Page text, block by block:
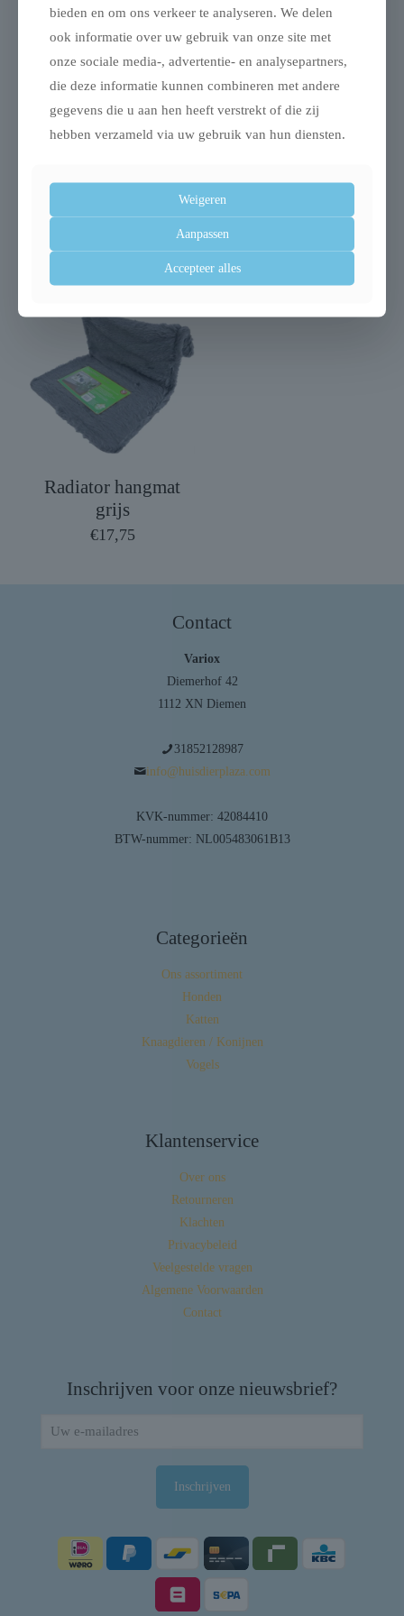
Uitverkocht
Trixie alicia relax
huis lichtgrijs / grijs
gemeleerd
€99,99
Trixie kattendeken
mimi soft saliegroen
Radiator hangmat
grijs
€17,75
Contact
Variox
Diemerhof 42
1112 XN Diemen
31852128987
info@huisdierplaza.com
KVK-nummer: 42084410
BTW-nummer: NL005483061B13
Categorieën
Ons assortiment
Honden
Katten
Knaagdieren / Konijnen
Vogels
Klantenservice
Over ons
Retourneren
Klachten
Privacybeleid
Veelgestelde vragen
Algemene Voorwaarden
Contact
Inschrijven voor onze nieuwsbrief?
bieden en om ons verkeer te analyseren. We delen
ook informatie over uw gebruik van onze site met
onze sociale media-, advertentie- en analysepartners,
die deze informatie kunnen combineren met andere
gegevens die u aan hen heeft verstrekt of die zij
hebben verzameld via uw gebruik van hun diensten.
Weigeren
Aanpassen
Accepteer alles